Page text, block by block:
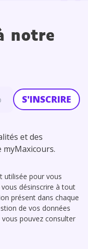
notre
S'INSCRIRE
et des
utilisée pour vous
désinscrire à tout
présent dans chaque
de vos données
pouvez consulter